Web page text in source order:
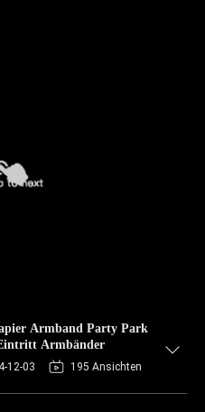
Armband Party Park
Armbänder
12-03 195 Ansichten